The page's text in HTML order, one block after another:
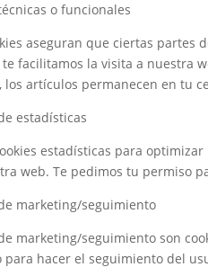
o funcionales
aseguran que ciertas partes
facilitamos la visita a nuestra
los artículos permanecen en tu
estadísticas
estadísticas para
web. Te pedimos tu permiso
marketing/seguimiento
marketing/seguimiento son
hacer el seguimiento del